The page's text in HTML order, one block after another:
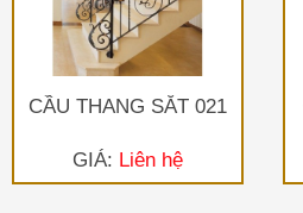
CẦU THANG SẮT 021
GIÁ: Liên hệ